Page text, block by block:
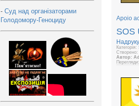
- Суд над організаторами
Голодомору-Геноциду
Apoio
SOS
Категорія:
Створено:
Автор: